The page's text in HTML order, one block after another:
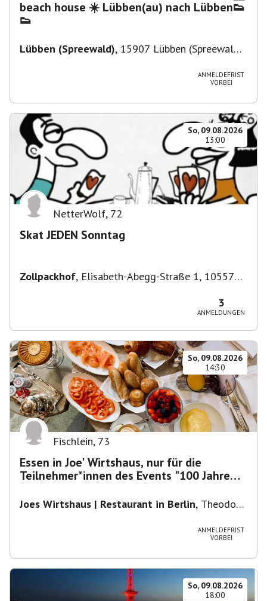
beach house ☀️ Lübben(au) nach Lübben👟
👟
Lübben (Spreewald), 15907 Lübben (Spreewald),
ANMELDEFRIST
VORBEI
So, 09.08.2026
13:00
NetterWolf, 72
Skat JEDEN Sonntag
Zollpackhof, Elisabeth-Abegg-Straße 1, 10557
3
ANMELDUNGEN
So, 09.08.2026
14:30
Fischlein, 73
Essen in Joe' Wirtshaus, nur für die
Teilnehmer*innen des Events "100 Jahre
Joes Wirtshaus | Restaurant in Berlin, Theodor-
ANMELDEFRIST
VORBEI
So, 09.08.2026
18:00